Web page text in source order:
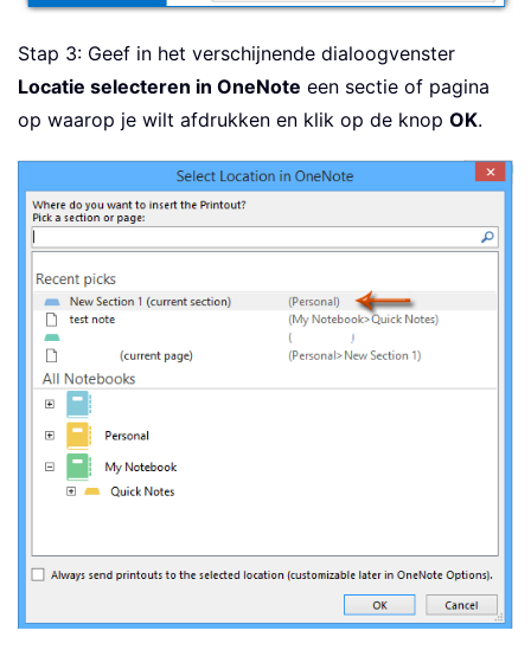
Stap 3: Geef in het verschijnende dialoogvenster
Locatie selecteren in OneNote een sectie of pagina
op waarop je wilt afdrukken en klik op de knop OK.